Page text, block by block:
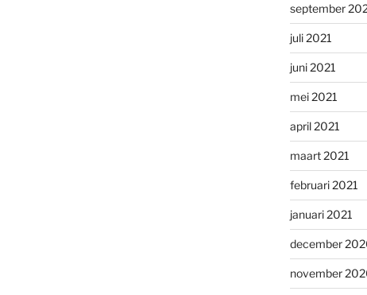
september
juli 2021
juni 2021
mei 2021
april 2021
maart 2021
februari 2021
januari 2021
december
november